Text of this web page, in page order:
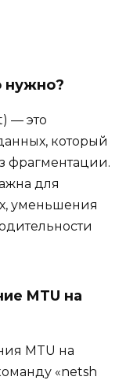
нужно?
— это
который
фрагментации.
для
уменьшения
MTU на
MTU на
«netsh